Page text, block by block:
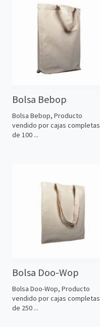
Bolsa Bebop
Bolsa Bebop, Producto
vendido por cajas completas
de 100 ...
Bolsa Doo-Wop
Bolsa Doo-Wop, Producto
vendido por cajas completas
de 250 ...